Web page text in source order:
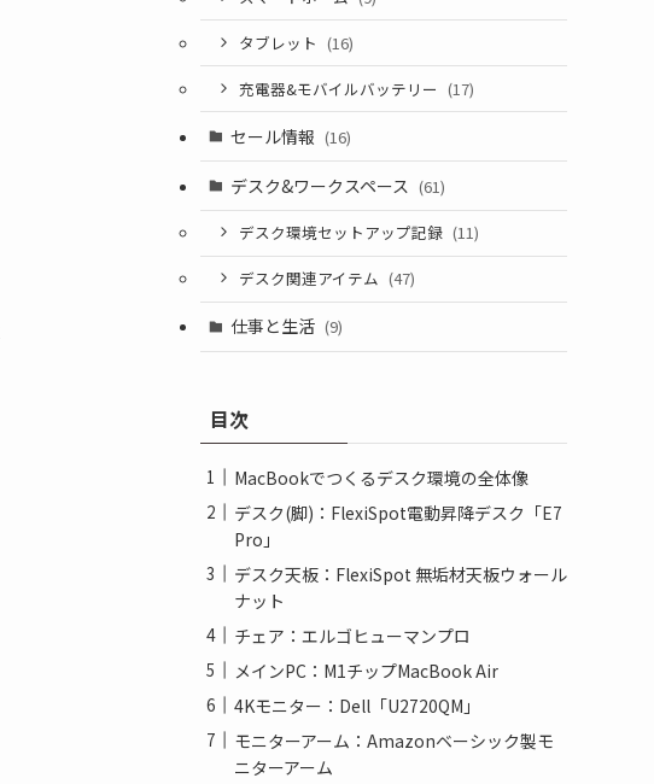
タブレット (16)
充電器&モバイルバッテリー (17)
セール情報 (16)
デスク&ワークスペース (61)
デスク環境セットアップ記録 (11)
デスク関連アイテム (47)
仕事と生活 (9)
目次
MacBookでつくるデスク環境の全体像
デスク(脚)：FlexiSpot電動昇降デスク「E7
Pro」
デスク天板：FlexiSpot 無垢材天板ウォール
ナット
チェア：エルゴヒューマンプロ
メインPC：M1チップMacBook Air
4Kモニター：Dell「U2720QM」
モニターアーム：Amazonベーシック製モ
ニターアーム